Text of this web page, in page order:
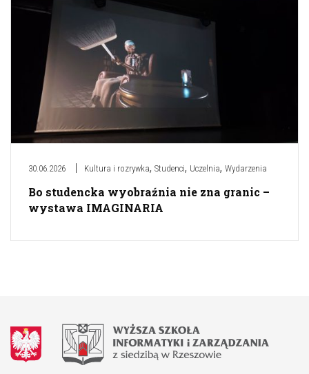
30.06.2026 Kultura i rozrywka, Studenci, Uczelnia, Wydarzenia
Bo studencka wyobraźnia nie zna granic –
wystawa IMAGINARIA